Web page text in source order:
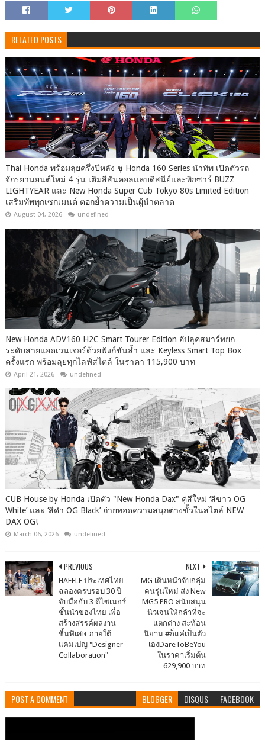
RELATED POSTS
Thai Honda พร้อมลุยครึ่งปีหลัง ชู Honda 160 Series นำทัพ เปิดตัวรถ
จักรยานยนต์ใหม่ 4 รุ่น เติมสีสันคอลแลบดิสนีย์และพิกซาร์ BUZZ
LIGHTYEAR และ New Honda Super Cub Tokyo 80s Limited Edition
เสริมทัพทุกเซกเมนต์ ตอกย้ำความเป็นผู้นำตลาด
August 04, 2026 undefined
New Honda ADV160 H2C Smart Tourer Edition อัปลุคสมาร์ทยก
ระดับสายแอดเวนเจอร์ด้วยฟังก์ชันล้ำ และ Keyless Smart Top Box
ครั้งแรก พร้อมลุยทุกไลฟ์สไตล์ ในราคา 115,900 บาท
April 21, 2026 undefined
CUB House by Honda เปิดตัว "New Honda Dax" คู่สีใหม่ ‘สีขาว OG
White’ และ ‘สีดำ OG Black’ ถ่ายทอดความสนุกต่างขั้วในสไตล์ NEW
DAX OG!
March 06, 2026 undefined
NEXT
MG เดินหน้าจับกลุ่ม
คนรุ่นใหม่ ส่ง New
MG5 PRO สนับสนุน
นิวเจนให้กล้าที่จะ
แตกต่าง สะท้อน
นิยาม #ก็แค่เป็นตัว
เองDareToBeYou
ในราคาเริ่มต้น
629,900 บาท
PREVIOUS
HÄFELE ประเทศไทย
ฉลองครบรอบ 30 ปี
จับมือกับ 3 ดีไซเนอร์
ชั้นนำของไทย เพื่อ
สร้างสรรค์ผลงาน
ชิ้นพิเศษ ภายใต้
แคมเปญ "Designer
Collaboration"
POST A COMMENT BLOGGER DISQUS FACEBOOK